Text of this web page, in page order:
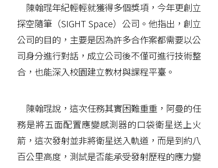
陳翰琨年紀輕輕就獲得多個獎項，今年更創立
探空隨筆（SIGHT Space）公司。他指出，創立
公司的目的，主要是因為許多合作案都需要以公
司身分進行對話，成立公司後不僅可進行技術整
合，也能深入校園建立教材與課程平臺。
陳翰琨說，這次任務其實困難重重，阿曼的任
務是將五面配置應變感測器的口袋衛星送上火
箭，這次發射並非將衛星送入軌道，而是到約八
百公里高度，測試是否能承受發射歷程的應力變